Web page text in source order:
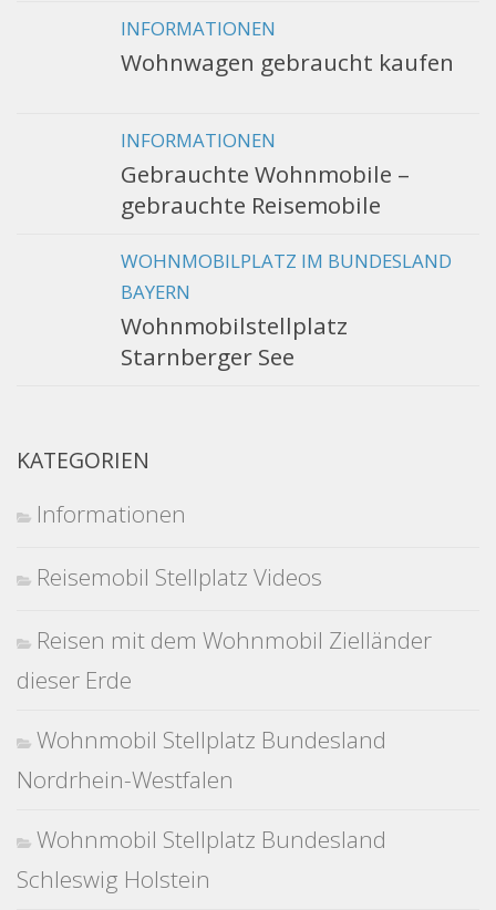
INFORMATIONEN
Wohnwagen gebraucht kaufen
INFORMATIONEN
Gebrauchte Wohnmobile –
gebrauchte Reisemobile
WOHNMOBILPLATZ IM BUNDESLAND
BAYERN
Wohnmobilstellplatz
Starnberger See
KATEGORIEN
Informationen
Reisemobil Stellplatz Videos
Reisen mit dem Wohnmobil Zielländer
dieser Erde
Wohnmobil Stellplatz Bundesland
Nordrhein-Westfalen
Wohnmobil Stellplatz Bundesland
Schleswig Holstein